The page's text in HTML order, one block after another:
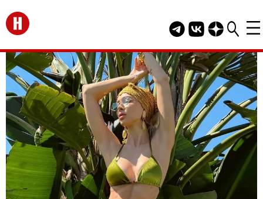
Перейти на главную
Telegram канал
Группа HELLO
Канал